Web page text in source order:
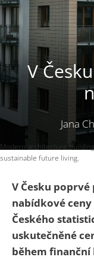
V
Jana
Modern architecture
sustainable future living.
V Česku
nabídkové
Českého
uskutečněné
během finanční